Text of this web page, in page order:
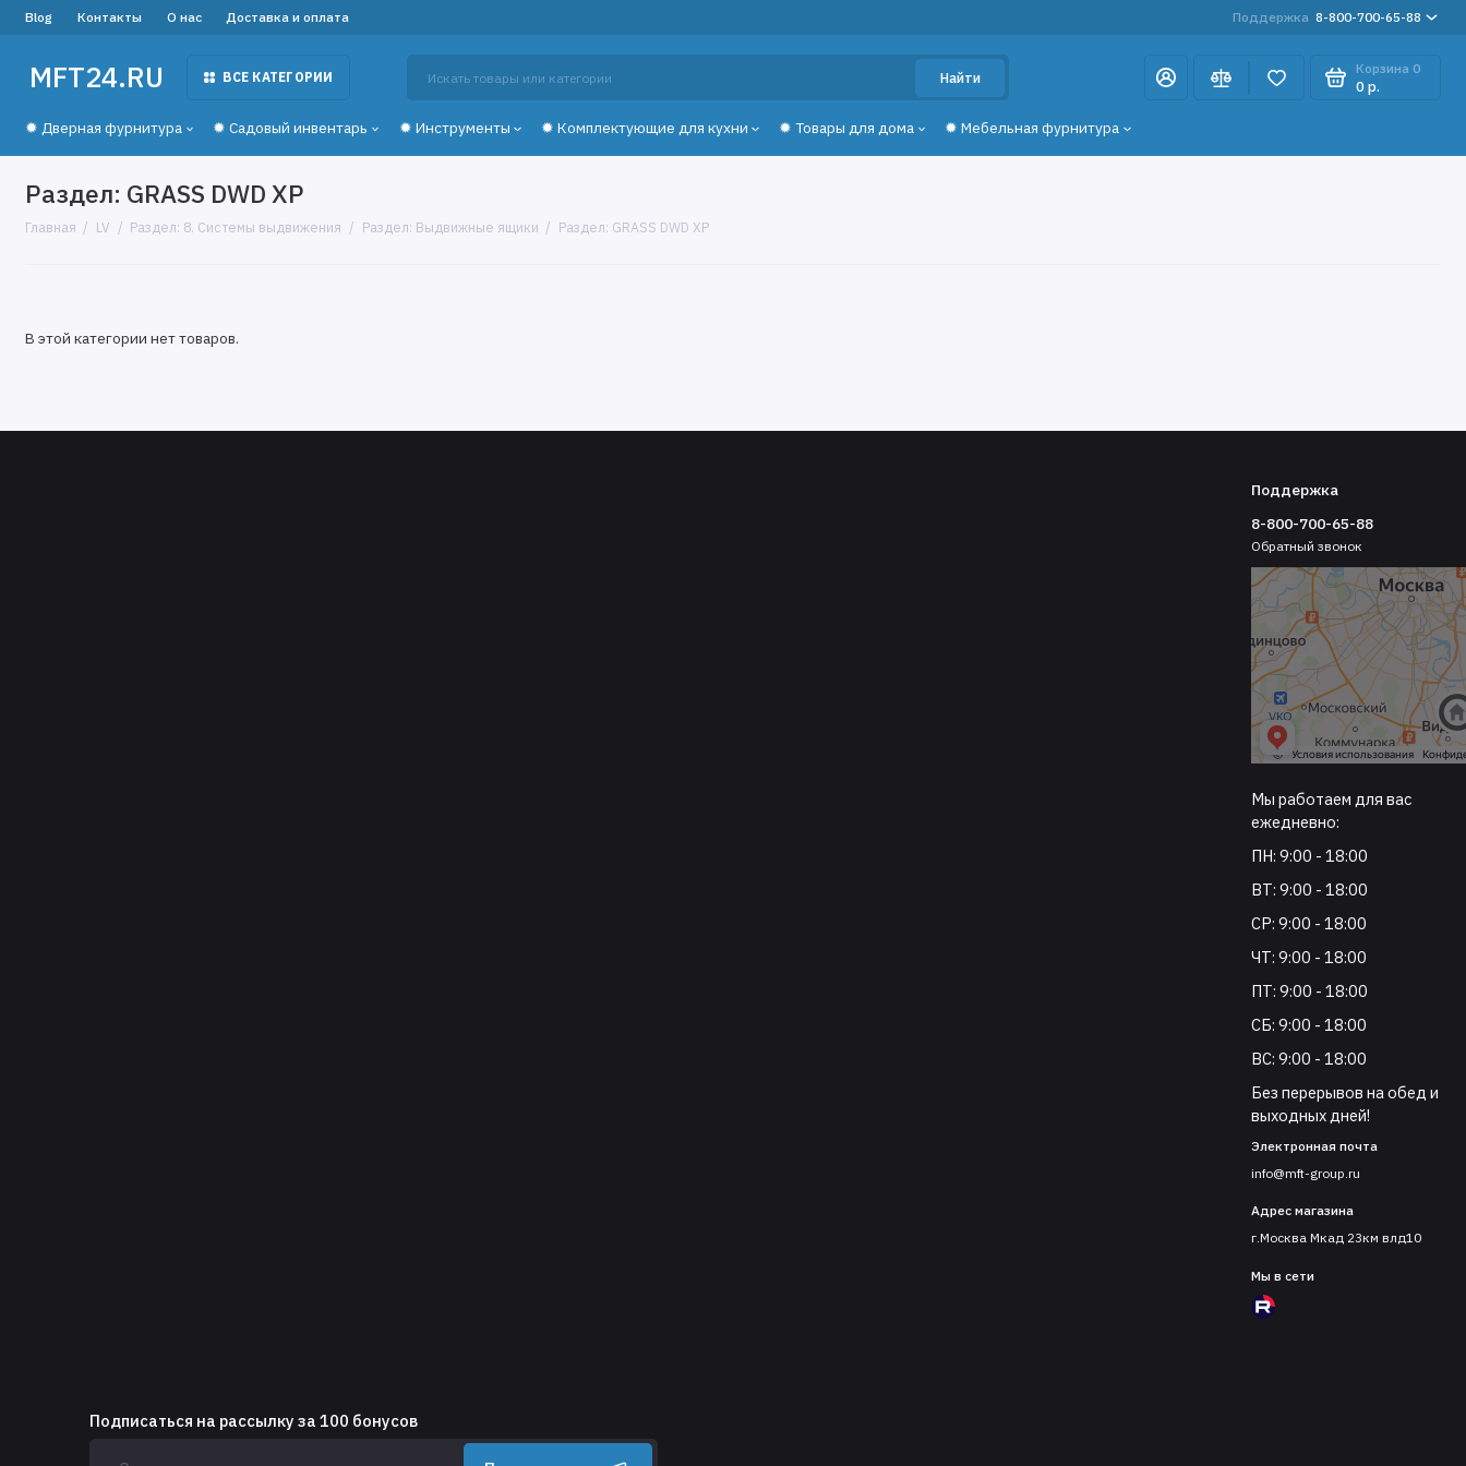
Blog Контакты О нас Доставка и оплата Поддержка 8-800-700-65-88
MFT24.RU ВСЕ КАТЕГОРИИ Найти
Корзина 0
0 р.
✹ Дверная фурнитура ✹ Садовый инвентарь ✹ Инструменты ✹ Комплектующие для кухни ✹ Товары для дома ✹ Мебельная фурнитура
Раздел: GRASS DWD XP
Главная LV Раздел: 8. Системы выдвижения Раздел: Выдвижные ящики Раздел: GRASS DWD XP
В этой категории нет товаров.
Поддержка
8-800-700-65-88
Обратный звонок
Мы работаем для вас
ежедневно:
ПН: 9:00 - 18:00
ВТ: 9:00 - 18:00
СР: 9:00 - 18:00
ЧТ: 9:00 - 18:00
ПТ: 9:00 - 18:00
СБ: 9:00 - 18:00
ВС: 9:00 - 18:00
Без перерывов на обед и
выходных дней!
Электронная почта
info@mft-group.ru
Адрес магазина
г.Москва Мкад 23км влд10
Мы в сети
Подписаться на рассылку за 100 бонусов